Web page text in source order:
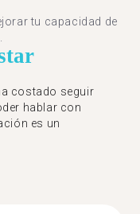
tu capacidad de
costado seguir
hablar con
es un